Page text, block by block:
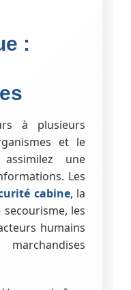
:
à plusieurs
et le
une
Les
cabine, la
les
humains